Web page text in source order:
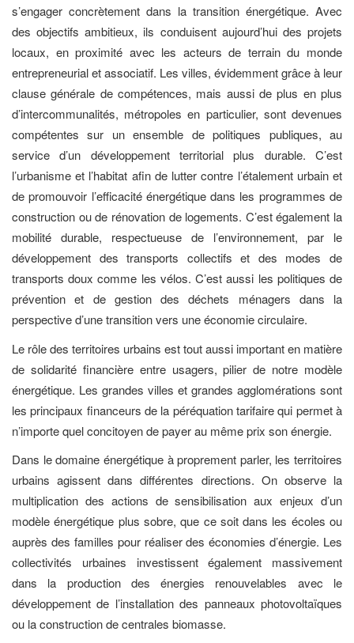
s’engager concrètement dans la transition énergétique. Avec
des objectifs ambitieux, ils conduisent aujourd’hui des projets
locaux, en proximité avec les acteurs de terrain du monde
entrepreneurial et associatif. Les villes, évidemment grâce à leur
clause générale de compétences, mais aussi de plus en plus
d’intercommunalités, métropoles en particulier, sont devenues
compétentes sur un ensemble de politiques publiques, au
service d’un développement territorial plus durable. C’est
l’urbanisme et l’habitat afin de lutter contre l’étalement urbain et
de promouvoir l’efficacité énergétique dans les programmes de
construction ou de rénovation de logements. C’est également la
mobilité durable, respectueuse de l’environnement, par le
développement des transports collectifs et des modes de
transports doux comme les vélos. C’est aussi les politiques de
prévention et de gestion des déchets ménagers dans la
perspective d’une transition vers une économie circulaire.
Le rôle des territoires urbains est tout aussi important en matière
de solidarité financière entre usagers, pilier de notre modèle
énergétique. Les grandes villes et grandes agglomérations sont
les principaux financeurs de la péréquation tarifaire qui permet à
n’importe quel concitoyen de payer au même prix son énergie.
Dans le domaine énergétique à proprement parler, les territoires
urbains agissent dans différentes directions. On observe la
multiplication des actions de sensibilisation aux enjeux d’un
modèle énergétique plus sobre, que ce soit dans les écoles ou
auprès des familles pour réaliser des économies d’énergie. Les
collectivités urbaines investissent également massivement
dans la production des énergies renouvelables avec le
développement de l’installation des panneaux photovoltaïques
ou la construction de centrales biomasse.